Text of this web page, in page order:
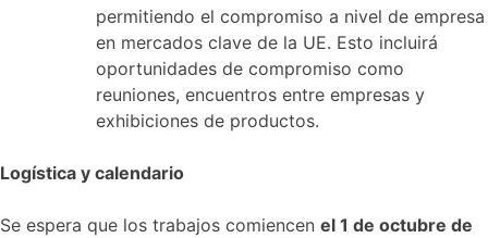
permitiendo el compromiso a nivel de empresa
en mercados clave de la UE. Esto incluirá
oportunidades de compromiso como
reuniones, encuentros entre empresas y
exhibiciones de productos.
Logística y calendario
Se espera que los trabajos comiencen el 1 de octubre de